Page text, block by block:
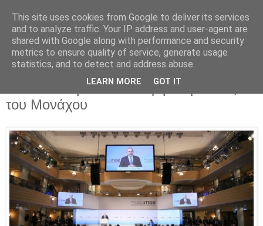
Parakato.gr
Πως χάθηκε άλλη μια ευκαιρία για την
Ελλάδα στη Συνδιάσκεψη Ασφάλειας
του Μονάχου
This site uses cookies from Google to deliver its services
and to analyze traffic. Your IP address and user-agent are
shared with Google along with performance and security
metrics to ensure quality of service, generate usage
statistics, and to detect and address abuse.
LEARN MORE GOT IT